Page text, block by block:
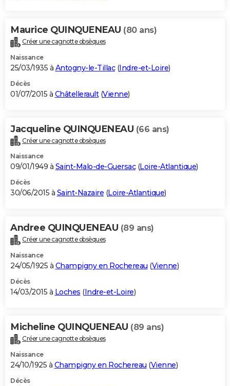
Maurice QUINQUENEAU (80 ans)
Créer une cagnotte obsèques
Naissance
25/03/1935 à Antogny-le-Tillac(Indre-et-Loire)
Décès
01/07/2015 à Châtellerault(Vienne)
Jacqueline QUINQUENEAU (66 ans)
Créer une cagnotte obsèques
Naissance
09/01/1949 à Saint-Malo-de-Guersac(Loire-Atlantique)
Décès
30/06/2015 à Saint-Nazaire (Loire-Atlantique)
Andree QUINQUENEAU (89 ans)
Créer une cagnotte obsèques
Naissance
24/05/1925 à Champigny en Rochereau (Vienne)
Décès
14/03/2015 à Loches (Indre-et-Loire)
Micheline QUINQUENEAU (89 ans)
Créer une cagnotte obsèques
Naissance
24/10/1925 à Champigny en Rochereau (Vienne)
Décès